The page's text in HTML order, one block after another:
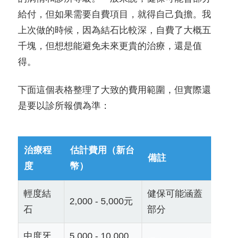
給付，但如果需要自費項目，就得自己負擔。我
上次做的時候，因為結石比較深，自費了大概五
千塊，但想想能避免未來更貴的治療，還是值
得。
下面這個表格整理了大致的費用範圍，但實際還
是要以診所報價為準：
治療程
度
估計費用（新台
幣）
備註
輕度結
石
2,000 - 5,000元
健保可能涵蓋
部分
中度牙
5,000 - 10,000